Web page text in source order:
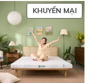
KHUYẾN MẠISẢN
GIÁ